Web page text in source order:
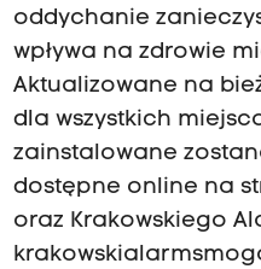
oddychanie
wpływa na zdrowie
Aktualizowane na
dla wszystkich
zainstalowane
dostępne online na
oraz Krakowskiego